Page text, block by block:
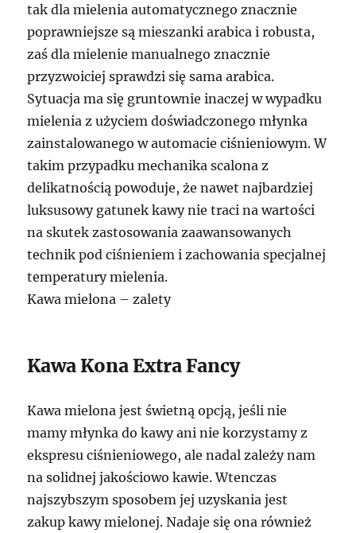
tak dla mielenia automatycznego znacznie
poprawniejsze są mieszanki arabica i robusta,
zaś dla mielenie manualnego znacznie
przyzwoiciej sprawdzi się sama arabica.
Sytuacja ma się gruntownie inaczej w wypadku
mielenia z użyciem doświadczonego młynka
zainstalowanego w automacie ciśnieniowym. W
takim przypadku mechanika scalona z
delikatnością powoduje, że nawet najbardziej
luksusowy gatunek kawy nie traci na wartości
na skutek zastosowania zaawansowanych
technik pod ciśnieniem i zachowania specjalnej
temperatury mielenia.
Kawa mielona – zalety
Kawa Kona Extra Fancy
Kawa mielona jest świetną opcją, jeśli nie
mamy młynka do kawy ani nie korzystamy z
ekspresu ciśnieniowego, ale nadal zależy nam
na solidnej jakościowo kawie. Wtenczas
najszybszym sposobem jej uzyskania jest
zakup kawy mielonej. Nadaje się ona również